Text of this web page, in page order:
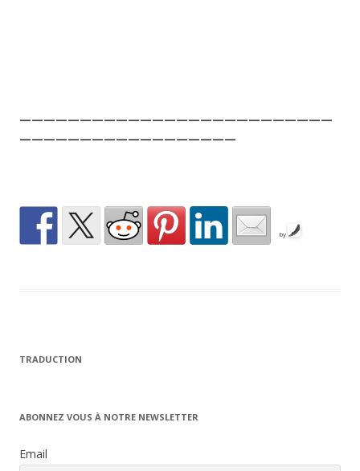
——————————————————————————
——————————————————
by
TRADUCTION
ABONNEZ VOUS À NOTRE NEWSLETTER
Email